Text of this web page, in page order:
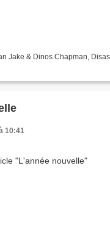
Jake & Dinos Chapman,
10:41